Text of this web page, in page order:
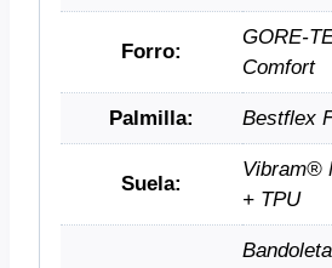
Forro:
GORE-
Comfort
Palmilla: Bestflex
Suela:
Vibram®
+ TPU